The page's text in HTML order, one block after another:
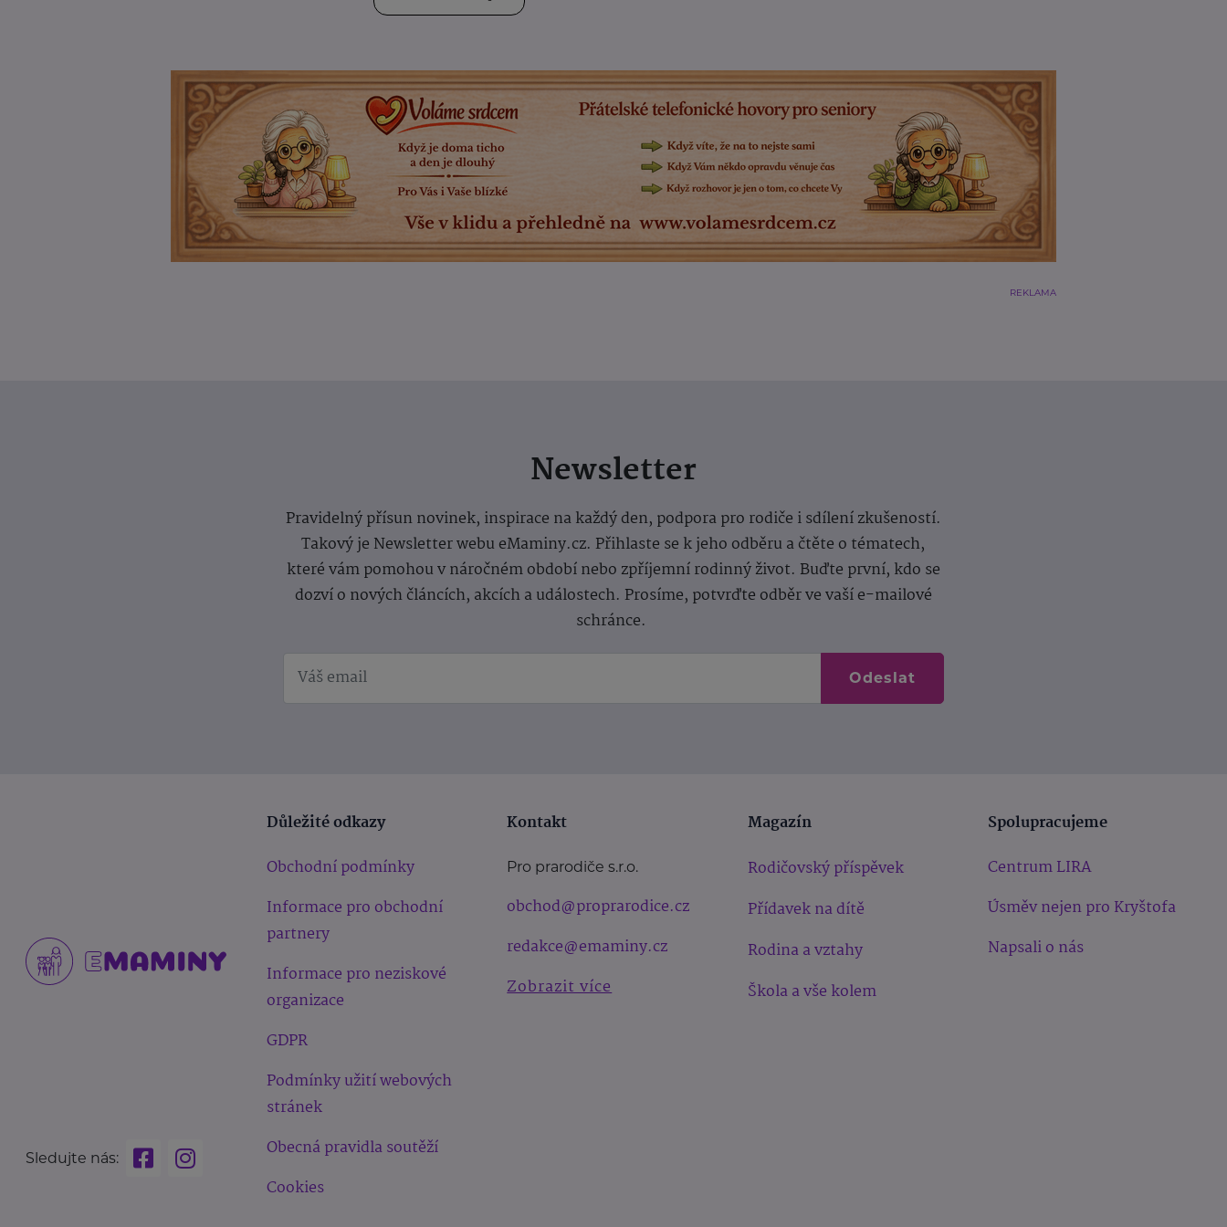
REKLAMA
Newsletter
Pravidelný přísun novinek, inspirace na každý den, podpora pro rodiče i sdílení zkušeností.
Takový je Newsletter webu eMaminy.cz. Přihlaste se k jeho odběru a čtěte o tématech,
které vám pomohou v náročném období nebo zpříjemní rodinný život. Buďte první, kdo se
dozví o nových článcích, akcích a událostech. Prosíme, potvrďte odběr ve vaší e-mailové
schránce.
Odeslat
Sledujte nás:
Důležité odkazy
Obchodní podmínky
Informace pro obchodní
partnery
Informace pro neziskové
organizace
GDPR
Podmínky užití webových
stránek
Obecná pravidla soutěží
Cookies
Kontakt
Pro prarodiče s.r.o.
obchod@proprarodice.cz
redakce@emaminy.cz
Zobrazit více
Magazín
Rodičovský příspěvek
Přídavek na dítě
Rodina a vztahy
Škola a vše kolem
Spolupracujeme
Centrum LIRA
Úsměv nejen pro Kryštofa
Napsali o nás